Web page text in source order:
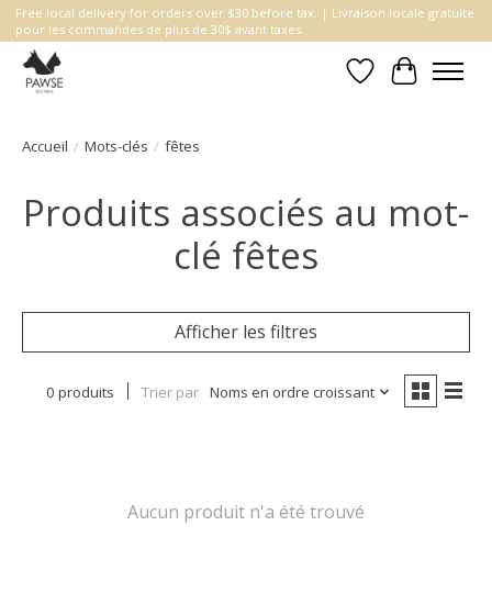
Free local delivery for orders over $30 before tax. | Livraison locale gratuite
pour les commandes de plus de 30$ avant taxes.
Liste dePanier
Accueil / Mots-clés / fêtes
Produits associés au mot-
clé fêtes
Afficher les filtres
0 produits Trier par Noms en ordre croissant
Aucun produit n'a été trouvé